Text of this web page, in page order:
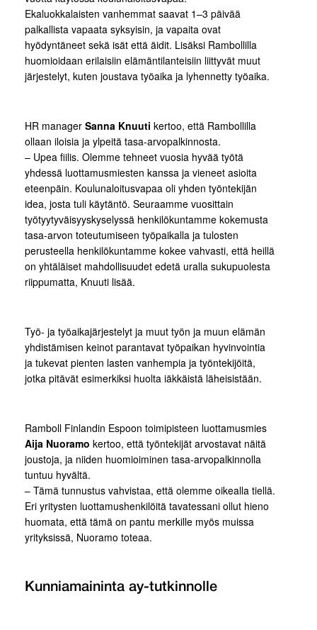
Ekaluokkalaisten vanhemmat saavat 1–3 päivää
palkallista vapaata syksyisin, ja vapaita ovat
hyödyntäneet sekä isät että äidit. Lisäksi Rambollilla
huomioidaan erilaisiin elämäntilanteisiin liittyvät muut
järjestelyt, kuten joustava työaika ja lyhennetty työaika.
HR manager Sanna Knuuti kertoo, että Rambollilla
ollaan iloisia ja ylpeitä tasa-arvopalkinnosta.
– Upea fiilis. Olemme tehneet vuosia hyvää työtä
yhdessä luottamusmiesten kanssa ja vieneet asioita
eteenpäin. Koulunaloitusvapaa oli yhden työntekijän
idea, josta tuli käytäntö. Seuraamme vuosittain
työtyytyväisyyskyselyssä henkilökuntamme kokemusta
tasa-arvon toteutumiseen työpaikalla ja tulosten
perusteella henkilökuntamme kokee vahvasti, että heillä
on yhtäläiset mahdollisuudet edetä uralla sukupuolesta
riippumatta, Knuuti lisää.
Työ- ja työaikajärjestelyt ja muut työn ja muun elämän
yhdistämisen keinot parantavat työpaikan hyvinvointia
ja tukevat pienten lasten vanhempia ja työntekijöitä,
jotka pitävät esimerkiksi huolta iäkkäistä läheisistään.
Ramboll Finlandin Espoon toimipisteen luottamusmies
Aija Nuoramo kertoo, että työntekijät arvostavat näitä
joustoja, ja niiden huomioiminen tasa-arvopalkinnolla
tuntuu hyvältä.
– Tämä tunnustus vahvistaa, että olemme oikealla tiellä.
Eri yritysten luottamushenkilöitä tavatessani ollut hieno
huomata, että tämä on pantu merkille myös muissa
yrityksissä, Nuoramo toteaa.
Kunniamaininta ay-tutkinnolle